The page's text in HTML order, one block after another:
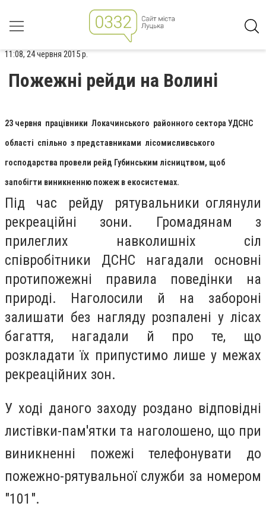
11:08, 24 червня 2015 р.
Пожежні рейди на Волині
23 червня працівники Локачинського районного сектора УДСНС
області спільно з представниками лісомисливського
господарства провели рейд Губинським лісництвом, щоб
запобігти виникненню пожеж в екосистемах.
Під час рейду рятувальники оглянули
рекреаційні зони. Громадянам з
прилеглих навколишніх сіл
співробітники ДСНС нагадали основні
протипожежні правила поведінки на
природі. Наголосили й на забороні
залишати без нагляду розпалені у лісах
багаття, нагадали й про те, що
розкладати їх припустимо лише у межах
рекреаційних зон.
У ході даного заходу роздано відповідні
листівки-пам'ятки та наголошено, що при
виникненні пожежі телефонувати до
пожежно-рятувальної служби за номером
"101".